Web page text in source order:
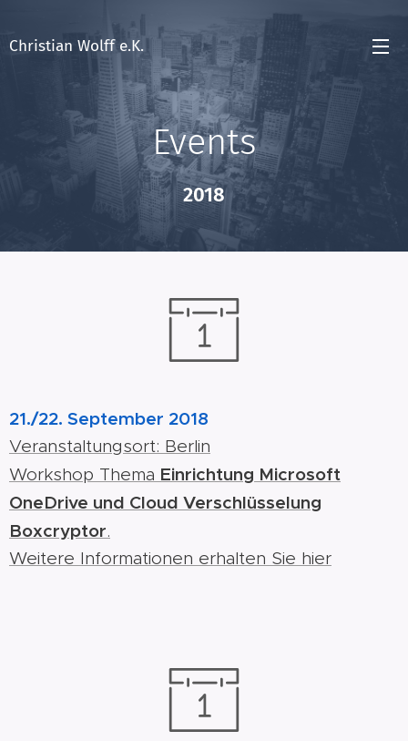
Christian Wolff e.K.
Events
2018
21./22. September 2018
Veranstaltungsort: Berlin
Workshop Thema Einrichtung Microsoft
OneDrive und Cloud Verschlüsselung
Boxcryptor.
Weitere Informationen erhalten Sie hier